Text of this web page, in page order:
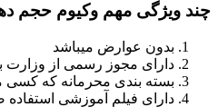
چند ویژگی مهم وکیوم حجم
بدون عوارض میباشد
دارای مجوز رسمی از وزارت
بسته بندی محرمانه که کسی
دارای فیلم آموزشی